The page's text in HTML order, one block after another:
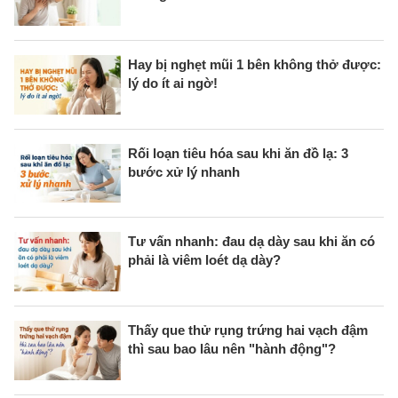
Hay bị nghẹt mũi 1 bên không thở được:
lý do ít ai ngờ!
Rối loạn tiêu hóa sau khi ăn đồ lạ: 3
bước xử lý nhanh
Tư vấn nhanh: đau dạ dày sau khi ăn có
phải là viêm loét dạ dày?
Thấy que thử rụng trứng hai vạch đậm
thì sau bao lâu nên "hành động"?